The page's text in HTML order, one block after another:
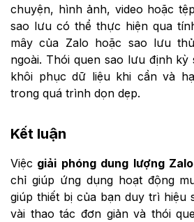
chuyện, hình ảnh, video hoặc
sao lưu có thể thực hiện qua
mây của Zalo hoặc sao lưu
ngoài. Thói quen sao lưu định kỳ
khôi phục dữ liệu khi cần và
trong quá trình dọn dẹp.
Kết luận
Việc giải phóng dung lượng
chỉ giúp ứng dụng hoạt động
giúp thiết bị của bạn duy trì hiệu
vài thao tác đơn giản và thói